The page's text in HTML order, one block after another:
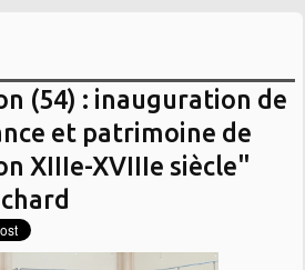
(54) : inauguration de
et patrimoine de
XIIIe-XVIIIe siècle"